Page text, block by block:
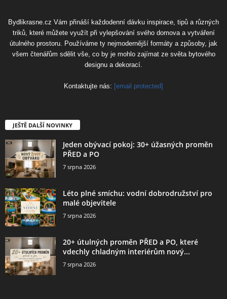
Bydlikrasne.cz Vám přináší každodenní dávku inspirace, tipů a různých
triků, které můžete využít při vylepšování svého domova a vytváření
útulného prostoru. Používáme ty nejmodernější formáty a způsoby, jak
všem čtenářům sdělit vše, co by je mohlo zajímat ze světa bytového
designu a dekorací.
Kontaktujte nás: [email protected]
JEŠTĚ DALŠÍ NOVINKY
Jeden obývací pokoj: 30+ úžasných proměn
PŘED a PO
7 srpna 2026
Léto plné smíchu: vodní dobrodružství pro
malé objevitele
7 srpna 2026
20+ útulných proměn PŘED a PO, které
vdechly chladným interiérům nový...
7 srpna 2026